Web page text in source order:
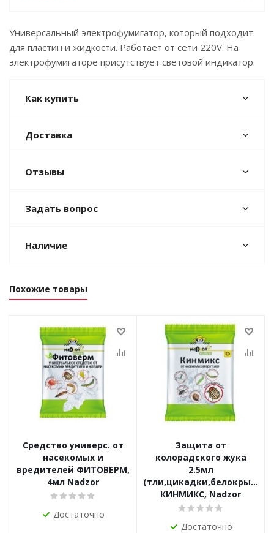
Универсальный электрофумигатор, который подходит
для пластин и жидкости. Работает от сети 220V. На
электрофумигаторе присутствует световой индикатор.
Как купить
Доставка
Отзывы
Задать вопрос
Наличие
Похожие товары
Средство универс. от
насекомых и
вредителей ФИТОВЕРМ,
4мл Nadzor
Достаточно
Защита от
колорадского жука
2.5мл
КИНМИКС, Nadzor
Достаточно